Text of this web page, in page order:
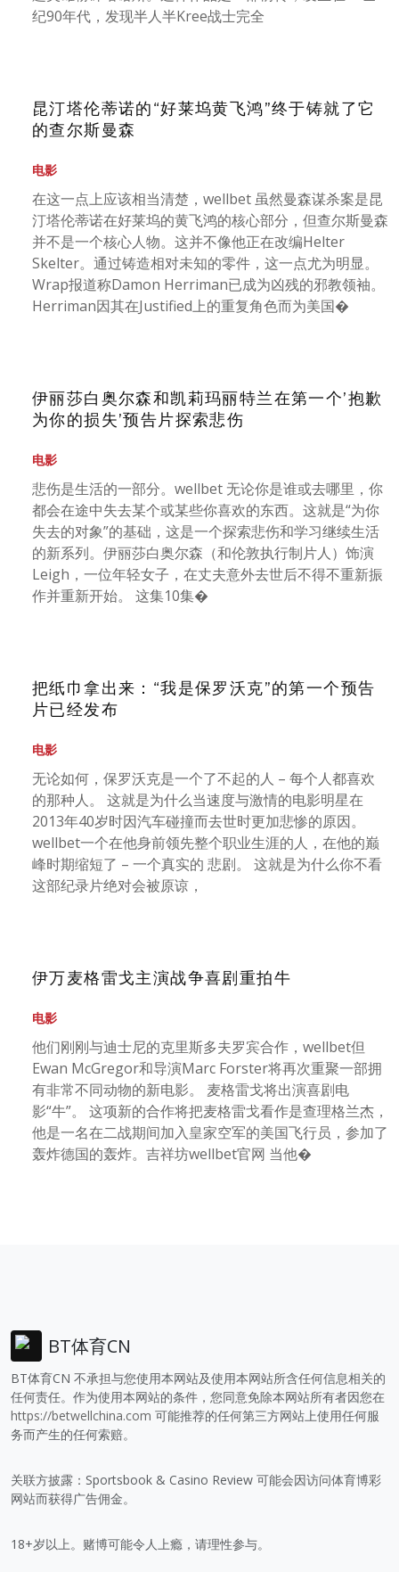
纪90年代，发现半人半Kree战士完全
昆汀塔伦蒂诺的“好莱坞黄飞鸿”终于铸就了它
的查尔斯曼森
电影
在这一点上应该相当清楚，wellbet 虽然曼森谋杀案是昆
汀塔伦蒂诺在好莱坞的黄飞鸿的核心部分，但查尔斯曼森
并不是一个核心人物。这并不像他正在改编Helter
Skelter。通过铸造相对未知的零件，这一点尤为明显。
Wrap报道称Damon Herriman已成为凶残的邪教领袖。
Herriman因其在Justified上的重复角色而为美国�
伊丽莎白奥尔森和凯莉玛丽特兰在第一个’抱歉
为你的损失’预告片探索悲伤
电影
悲伤是生活的一部分。wellbet 无论你是谁或去哪里，你
都会在途中失去某个或某些你喜欢的东西。这就是“为你
失去的对象”的基础，这是一个探索悲伤和学习继续生活
的新系列。伊丽莎白奥尔森（和伦敦执行制片人）饰演
Leigh，一位年轻女子，在丈夫意外去世后不得不重新振
作并重新开始。 这集10集�
把纸巾拿出来：“我是保罗沃克”的第一个预告
片已经发布
电影
无论如何，保罗沃克是一个了不起的人 – 每个人都喜欢
的那种人。 这就是为什么当速度与激情的电影明星在
2013年40岁时因汽车碰撞而去世时更加悲惨的原因。
wellbet一个在他身前领先整个职业生涯的人，在他的巅
峰时期缩短了 – 一个真实的 悲剧。 这就是为什么你不看
这部纪录片绝对会被原谅，
伊万麦格雷戈主演战争喜剧重拍牛
电影
他们刚刚与迪士尼的克里斯多夫罗宾合作，wellbet但
Ewan McGregor和导演Marc Forster将再次重聚一部拥
有非常不同动物的新电影。 麦格雷戈将出演喜剧电
影“牛”。 这项新的合作将把麦格雷戈看作是查理格兰杰，
他是一名在二战期间加入皇家空军的美国飞行员，参加了
轰炸德国的轰炸。吉祥坊wellbet官网 当他�
BT体育CN
BT体育CN 不承担与您使用本网站及使用本网站所含任何信息相关的
任何责任。作为使用本网站的条件，您同意免除本网站所有者因您在
https://betwellchina.com 可能推荐的任何第三方网站上使用任何服
务而产生的任何索赔。
关联方披露：Sportsbook & Casino Review 可能会因访问体育博彩
网站而获得广告佣金。
18+岁以上。赌博可能令人上瘾，请理性参与。